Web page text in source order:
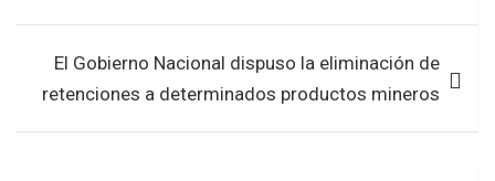
El Gobierno Nacional dispuso la eliminación de
retenciones a determinados productos mineros